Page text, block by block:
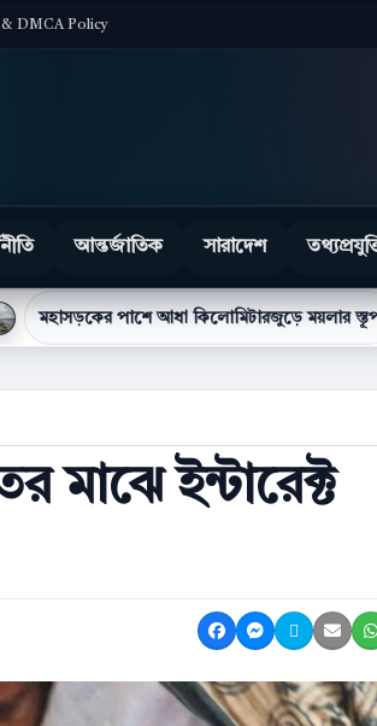
DMCA Policy
আন্তর্জাতিক সারাদেশ
আধা কিলোমিটারজুড়ে ময়লার স্তূপ
মাঝে ইন্টারেক্ট
Share on Facebook
Share onShare on X